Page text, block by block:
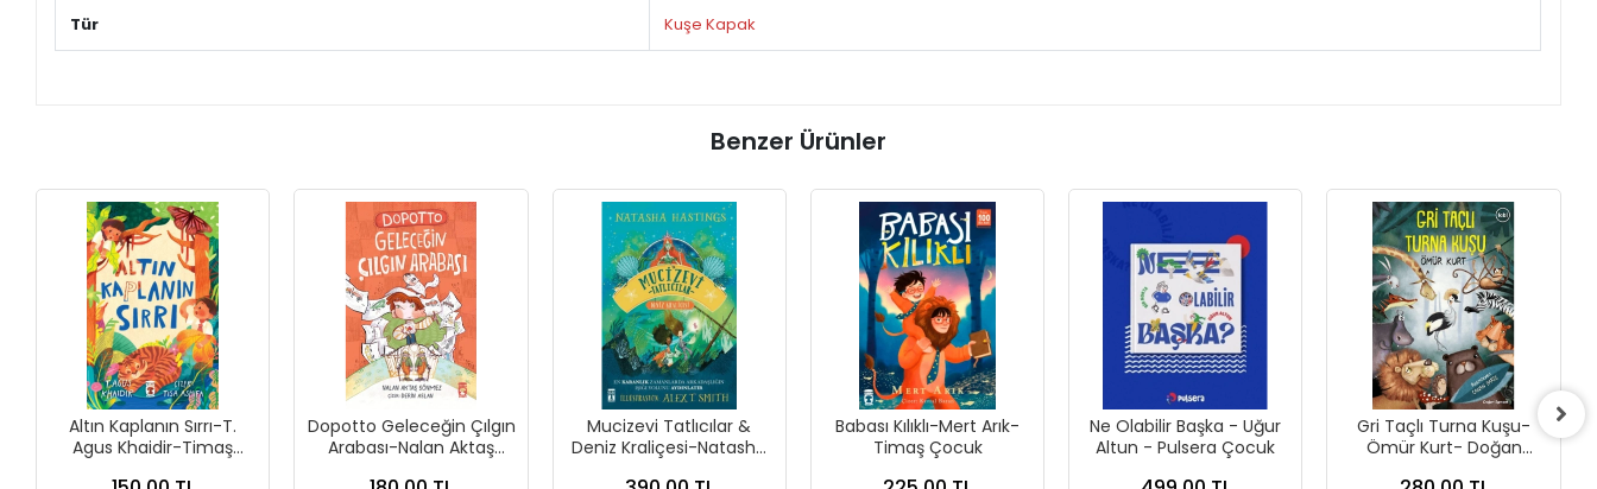
ROMAN - KÜLTÜR KİTAPLARI +
HİKAYE - ÇOCUK KİTAPLARI +
KUTULU SETLER +
İNGİLİZCE HİKAYE KİTAPLARI
ALMANCA HİKAYE KİTAPLARI
Tür Kuşe Kapak
Benzer Ürünler
Altın Kaplanın Sırrı-T.
Agus Khaidir-Timaş
Dopotto Geleceğin Çılgın
Arabası-Nalan Aktaş
Mucizevi Tatlıcılar &
Deniz Kraliçesi-Natasha
Babası Kılıklı-Mert Arık-
Timaş Çocuk
Ne Olabilir Başka - Uğur
Altun - Pulsera Çocuk
Gri Taçlı Turna Kuşu-
Ömür Kurt- Doğan